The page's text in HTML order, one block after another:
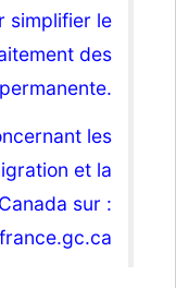
simplifier le
des
les
et la
sur :